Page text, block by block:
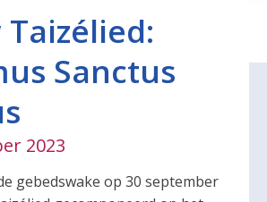
Sanctus
2023
gebedswake op 30 september